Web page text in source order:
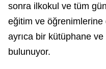
sonra ilkokul ve tüm
eğitim ve
ayrıca bir kütüphane
bulunuyor.